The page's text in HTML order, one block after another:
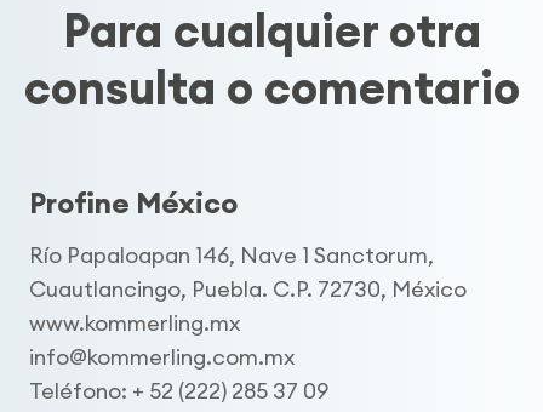
Para cualquier otra
consulta o comentario
Profine México
Río Papaloapan 146, Nave 1 Sanctorum,
Cuautlancingo, Puebla. C.P. 72730, México
www.kommerling.mx
info@kommerling.com.mx
Teléfono: + 52 (222) 285 37 09